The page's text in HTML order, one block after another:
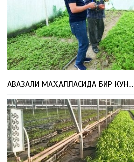
АВАЗАЛИ МАҲАЛЛАСИДА БИР КУН…